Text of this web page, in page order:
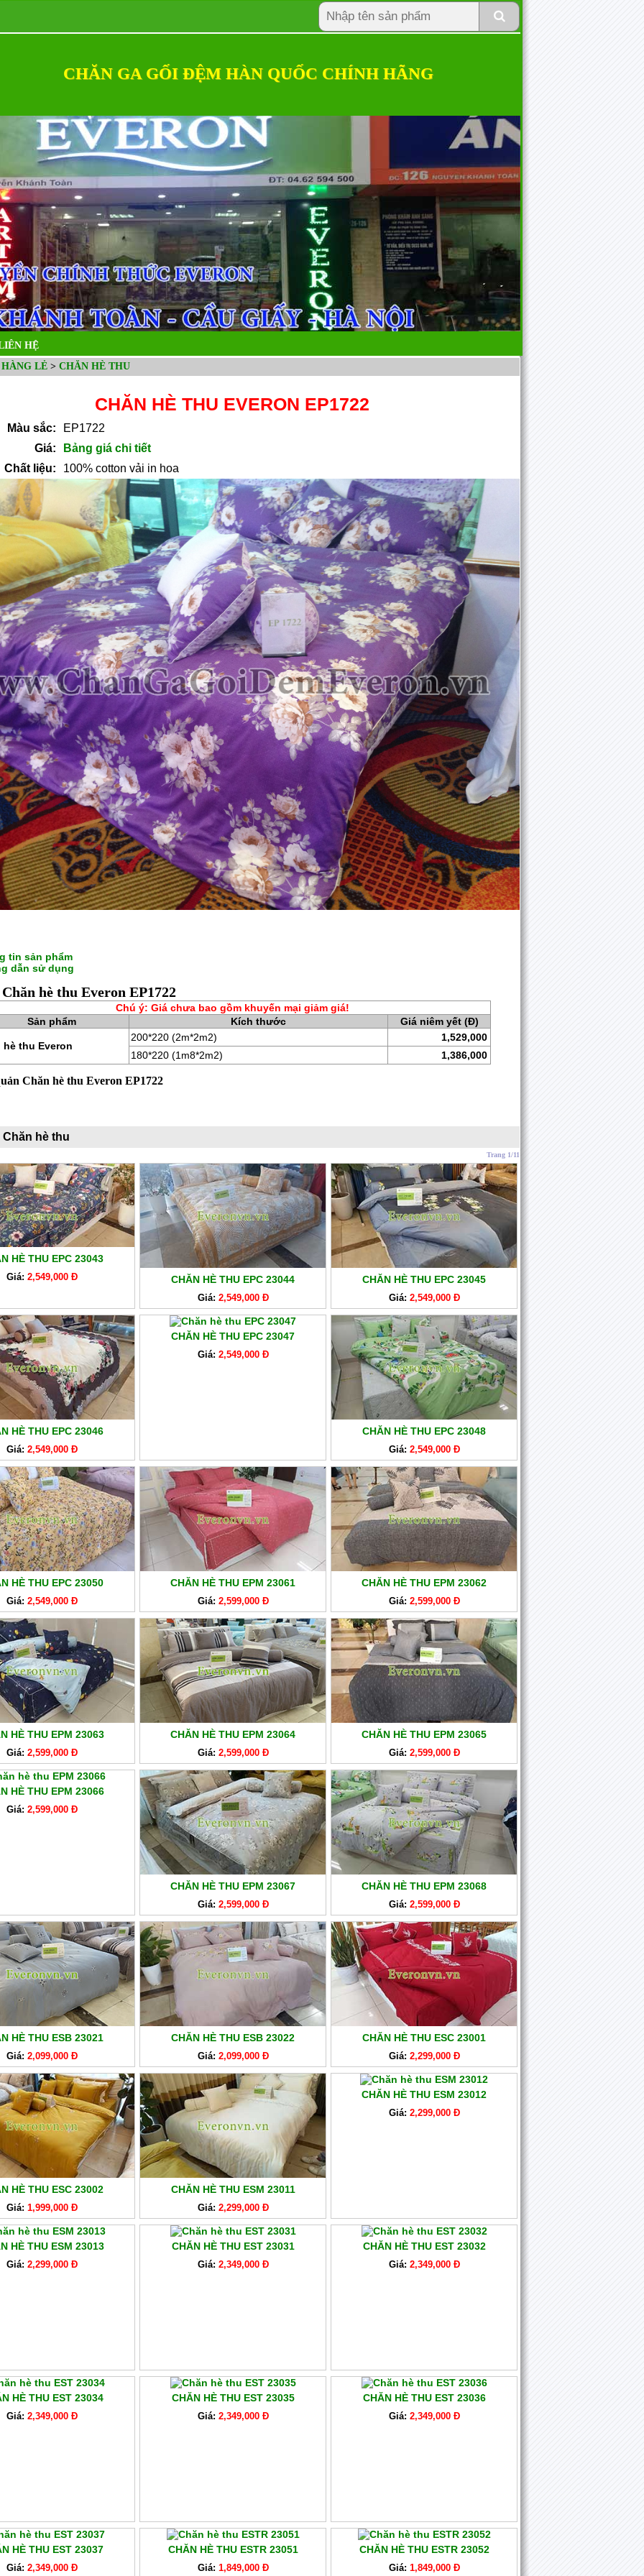
CHĂN GA GỐI ĐỆM HÀN QUỐC CHÍNH HÃNG
HỆ
LẺ > CHĂN HÈ THU
CHĂN HÈ THU EVERON EP1722
Màu sắc:
EP1722
Giá:
Bảng giá chi tiết
Chất liệu:
100% cotton vải in hoa
tin sản phẩm
dẫn sử dụng
hè thu Everon EP1722
Chú ý: Giá chưa bao gồm khuyến mại giảm giá!
Sản phẩm
Kích thước Giá niêm yết (Đ)
hè thu Everon
200*220 (2m*2m2)
1,529,000
180*220 (1m8*2m2)
1,386,000
Chăn hè thu Everon EP1722
hè thu
Trang 1/11
HÈ THU EPC 23043
Giá: 2,549,000 Đ CHĂN HÈ THU EPC 23044
Giá: 2,549,000 Đ
CHĂN HÈ THU EPC 23045
Giá: 2,549,000 Đ
HÈ THU EPC 23046
Giá: 2,549,000 Đ
CHĂN HÈ THU EPC 23047
Giá: 2,549,000 Đ
CHĂN HÈ THU EPC 23048
Giá: 2,549,000 Đ
HÈ THU EPC 23050
Giá: 2,549,000 Đ
CHĂN HÈ THU EPM 23061
Giá: 2,599,000 Đ
CHĂN HÈ THU EPM 23062
Giá: 2,599,000 Đ
HÈ THU EPM 23063
Giá: 2,599,000 Đ
CHĂN HÈ THU EPM 23064
Giá: 2,599,000 Đ
CHĂN HÈ THU EPM 23065
Giá: 2,599,000 Đ
HÈ THU EPM 23066
Giá: 2,599,000 Đ
CHĂN HÈ THU EPM 23067
Giá: 2,599,000 Đ
CHĂN HÈ THU EPM 23068
Giá: 2,599,000 Đ
HÈ THU ESB 23021
Giá: 2,099,000 Đ
CHĂN HÈ THU ESB 23022
Giá: 2,099,000 Đ
CHĂN HÈ THU ESC 23001
Giá: 2,299,000 Đ
HÈ THU ESC 23002
Giá: 1,999,000 Đ
CHĂN HÈ THU ESM 23011
Giá: 2,299,000 Đ
CHĂN HÈ THU ESM 23012
Giá: 2,299,000 Đ
HÈ THU ESM 23013
Giá: 2,299,000 Đ
CHĂN HÈ THU EST 23031
Giá: 2,349,000 Đ
CHĂN HÈ THU EST 23032
Giá: 2,349,000 Đ
HÈ THU EST 23034
Giá: 2,349,000 Đ
CHĂN HÈ THU EST 23035
Giá: 2,349,000 Đ
CHĂN HÈ THU EST 23036
Giá: 2,349,000 Đ
HÈ THU EST 23037
Giá: 2,349,000 Đ
CHĂN HÈ THU ESTR 23051
Giá: 1,849,000 Đ
CHĂN HÈ THU ESTR 23052
Giá: 1,849,000 Đ